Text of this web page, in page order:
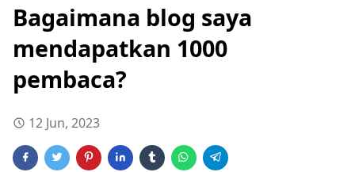
Bagaimana blog saya
mendapatkan 1000
pembaca?
12 Jun, 2023